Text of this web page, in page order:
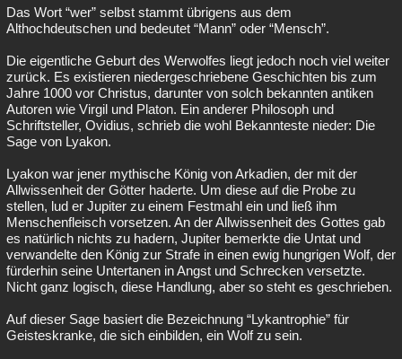
Das Wort “wer” selbst stammt übrigens aus dem
Althochdeutschen und bedeutet “Mann” oder “Mensch”.
Die eigentliche Geburt des Werwolfes liegt jedoch noch viel weiter
zurück. Es existieren niedergeschriebene Geschichten bis zum
Jahre 1000 vor Christus, darunter von solch bekannten antiken
Autoren wie Virgil und Platon. Ein anderer Philosoph und
Schriftsteller, Ovidius, schrieb die wohl Bekannteste nieder: Die
Sage von Lyakon.
Lyakon war jener mythische König von Arkadien, der mit der
Allwissenheit der Götter haderte. Um diese auf die Probe zu
stellen, lud er Jupiter zu einem Festmahl ein und ließ ihm
Menschenfleisch vorsetzen. An der Allwissenheit des Gottes gab
es natürlich nichts zu hadern, Jupiter bemerkte die Untat und
verwandelte den König zur Strafe in einen ewig hungrigen Wolf, der
fürderhin seine Untertanen in Angst und Schrecken versetzte.
Nicht ganz logisch, diese Handlung, aber so steht es geschrieben.
Auf dieser Sage basiert die Bezeichnung “Lykantrophie” für
Geisteskranke, die sich einbilden, ein Wolf zu sein.